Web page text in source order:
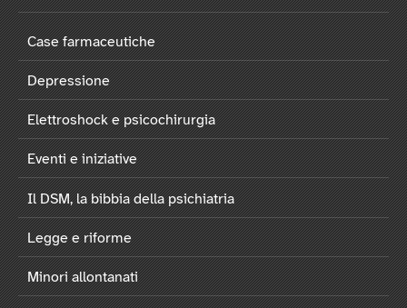
Case farmaceutiche
Depressione
Elettroshock e psicochirurgia
Eventi e iniziative
Il DSM, la bibbia della psichiatria
Legge e riforme
Minori allontanati